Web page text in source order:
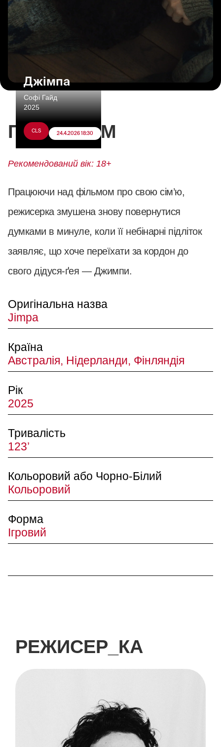
Джімпа
Софі Гайд
2025
CLS 24.4.2026 18:30
ПРО ФІЛЬМ
Рекомендований вік: 18+
Працюючи над фільмом про свою сім’ю,
режисерка змушена знову повернутися
думками в минуле, коли її небінарні підліток
заявляє, що хоче переїхати за кордон до
свого дідуся-ґея — Джимпи.
Оригінальна назва
Jimpa
Країна
Австралія, Нідерланди, Фінляндія
Рік
2025
Тривалість
123’
Кольоровий або Чорно-Білий
Кольоровий
Форма
Ігровий
РЕЖИСЕР_КА